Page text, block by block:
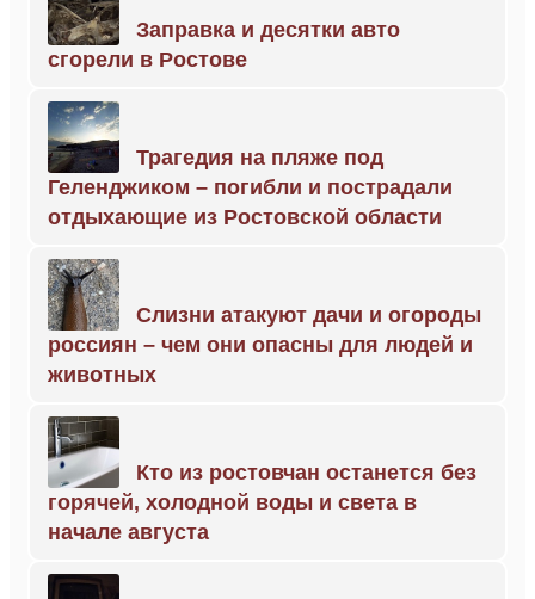
Заправка и десятки авто
сгорели в Ростове
Трагедия на пляже под
Геленджиком – погибли и пострадали
отдыхающие из Ростовской области
Слизни атакуют дачи и огороды
россиян – чем они опасны для людей и
животных
Кто из ростовчан останется без
горячей, холодной воды и света в
начале августа